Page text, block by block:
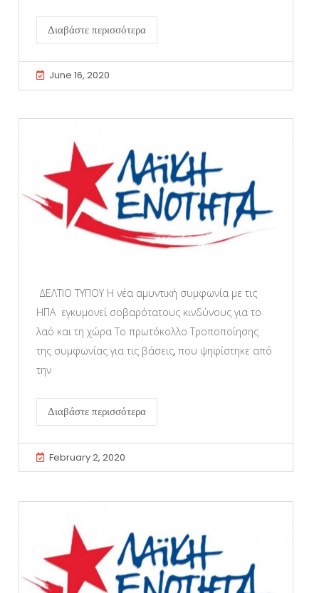
Διαβάστε περισσότερα
June 16, 2020
ΔΕΛΤΙΟ ΤΥΠΟΥ Η νέα αμυντική συμφωνία με τις
ΗΠΑ εγκυμονεί σοβαρότατους κινδύνους για το
λαό και τη χώρα Το πρωτόκολλο Τροποποίησης
της συμφωνίας για τις βάσεις, που ψηφίστηκε από
την
Διαβάστε περισσότερα
February 2, 2020